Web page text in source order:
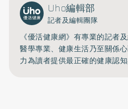
Uho編輯部
記者及編輯團隊
《優活健康網》有專業的記者
醫學專業、健康生活乃至關係
力為讀者提供最正確的健康認知